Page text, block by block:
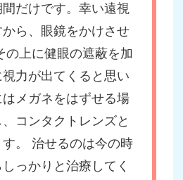
だけです。幸い遠視
ら、眼鏡をかけさせ
の上に健眼の遮蔽を加
力が出てくると思い
はメガネをはずせる場
コンタクトレンズと
。 治せるのは今の時
っかりと治療してく